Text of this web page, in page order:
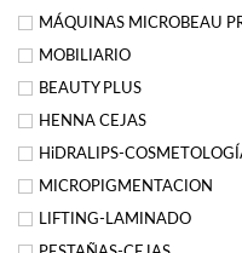
MÁQUINAS MICROBEAU
MOBILIARIO
BEAUTY PLUS
HENNA CEJAS
HiDRALIPS-
MICROPIGMENTACION
LIFTING-LAMINADO